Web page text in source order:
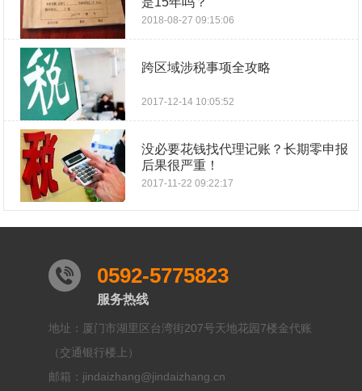
2018-08-27 09:15:06
跨区域涉税事项全攻略
2017-12-14 10:05:52
没必要花钱找代理记账？长期零申报
后果很严重！
2017-11-22 09:22:17
0592-5775823
服务热线
地址：厦门市湖里区台湾街207号天地花园7楼金代账
（交通银行楼上）
邮箱：jindaizhang@jindaizhang.cn